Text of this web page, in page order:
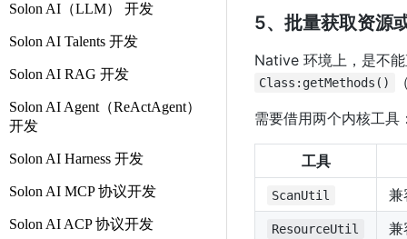
Solon AI（LLM） 开发
Solon AI Talents 开发
Solon AI RAG 开发
Solon AI Agent（ReActAgent）
开发
Solon AI Harness 开发
Solon AI MCP 协议开发
Solon AI ACP 协议开发
5、批量获取资源
Native 环境上，是不
Class:getMethods()
需要借用两个内核工具
工具
ScanUtil 兼
ResourceUtil 兼